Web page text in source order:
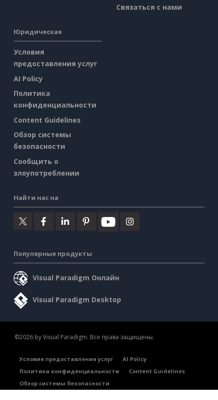
Связаться с нами
Юридическая
Условия
предоставления услуг
AI Policy
Политика
конфиденциальности
Content Guidelines
Обзор системы
безопасности
Сообщить о
злоупотреблении
Найти нас на
Популярные продукты
Visual Paradigm Онлайн
Visual Paradigm Desktop
©2026 by Visual Paradigm. Все права защищены.
Условия предоставления услуг
AI Policy
Политика конфиденциальности
Content Guidelines
Обзор системы безопасности